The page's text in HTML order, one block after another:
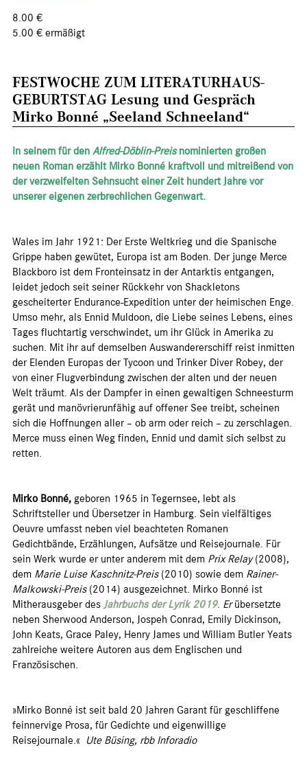
8.00 €
5.00 € ermäßigt
FESTWOCHE ZUM LITERATURHAUS-
GEBURTSTAG Lesung und Gespräch
Mirko Bonné „Seeland Schneeland“
In seinem für den Alfred-Döblin-Preisnominierten großen
neuen Roman erzählt Mirko Bonné kraftvoll und mitreißend von
der verzweifelten Sehnsucht einer Zeit hundert Jahre vor
unserer eigenen zerbrechlichen Gegenwart.
Wales im Jahr 1921: Der Erste Weltkrieg und die Spanische
Grippe haben gewütet, Europa ist am Boden. Der junge Merce
Blackboro ist dem Fronteinsatz in der Antarktis entgangen,
leidet jedoch seit seiner Rückkehr von Shackletons
gescheiterter Endurance-Expedition unter der heimischen Enge.
Umso mehr, als Ennid Muldoon, die Liebe seines Lebens, eines
Tages fluchtartig verschwindet, um ihr Glück in Amerika zu
suchen. Mit ihr auf demselben Auswandererschiff reist inmitten
der Elenden Europas der Tycoon und Trinker Diver Robey, der
von einer Flugverbindung zwischen der alten und der neuen
Welt träumt. Als der Dampfer in einen gewaltigen Schneesturm
gerät und manövrierunfähig auf offener See treibt, scheinen
sich die Hoffnungen aller – ob arm oder reich – zu zerschlagen.
Merce muss einen Weg finden, Ennid und damit sich selbst zu
retten.
Mirko Bonné, geboren 1965 in Tegernsee, lebt als
Schriftsteller und Übersetzer in Hamburg. Sein vielfältiges
Oeuvre umfasst neben viel beachteten Romanen
Gedichtbände, Erzählungen, Aufsätze und Reisejournale. Für
sein Werk wurde er unter anderem mit dem Prix Relay(2008),
dem Marie Luise Kaschnitz-Preis(2010) sowie dem Rainer-
Malkowski-Preis(2014) ausgezeichnet. Mirko Bonné ist
Mitherausgeber desJahrbuchs der Lyrik 2019. Erübersetzte
neben Sherwood Anderson, Jospeh Conrad, Emily Dickinson,
John Keats, Grace Paley, Henry James und William Butler Yeats
zahlreiche weitere Autoren aus dem Englischen und
Französischen.
»Mirko Bonné ist seit bald 20 Jahren Garant für geschliffene
feinnervige Prosa, für Gedichte und eigenwillige
Reisejournale.« Ute Büsing, rbb Inforadio